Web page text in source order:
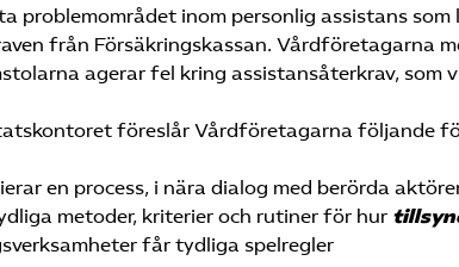
problemområdet inom personlig assistans
från Försäkringskassan. Vårdföretagarna
agerar fel kring assistansåterkrav, som
föreslår Vårdföretagarna följande
en process, i nära dialog med berörda
metoder, kriterier och rutiner för hur
får tydliga spelregler